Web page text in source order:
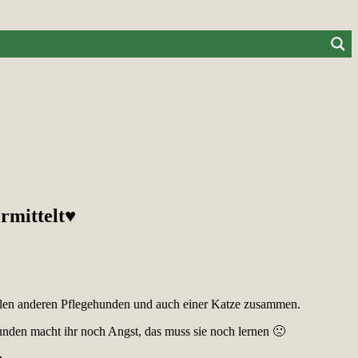
anderen Pflegehunden und auch einer Katze zusammen.
macht ihr noch Angst, das muss sie noch lernen 🙁